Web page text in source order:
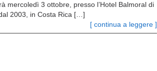
[ continua a leggere ]
mercoledì 3 ottobre, presso l’Hotel Balmoral di
2003, in Costa Rica […]